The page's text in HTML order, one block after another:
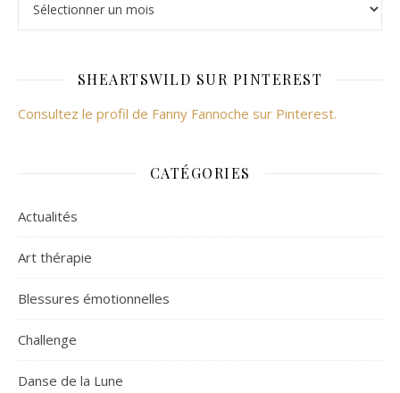
SHEARTSWILD SUR PINTEREST
Consultez le profil de Fanny Fannoche sur Pinterest.
CATÉGORIES
Actualités
Art thérapie
Blessures émotionnelles
Challenge
Danse de la Lune